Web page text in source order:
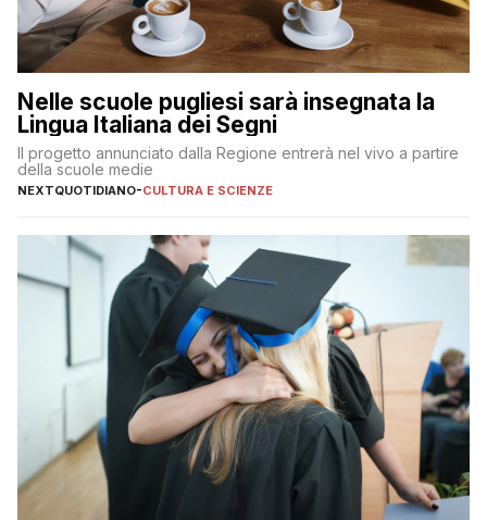
Nelle scuole pugliesi sarà insegnata la
Lingua Italiana dei Segni
Il progetto annunciato dalla Regione entrerà nel vivo a partire
della scuole medie
NEXTQUOTIDIANO-CULTURA E SCIENZE